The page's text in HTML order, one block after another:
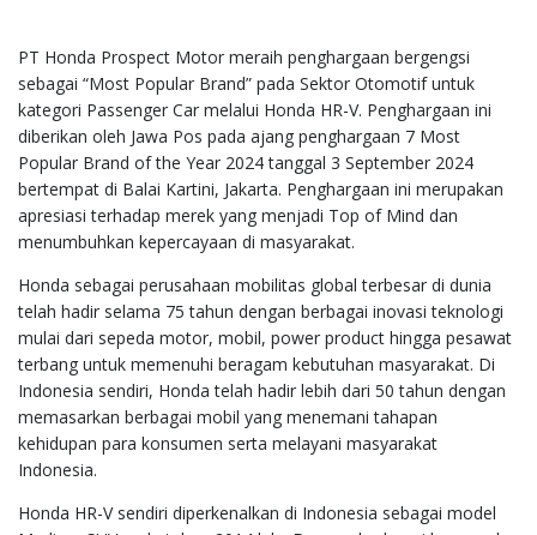
PT Honda Prospect Motor meraih penghargaan bergengsi
sebagai “Most Popular Brand” pada Sektor Otomotif untuk
kategori Passenger Car melalui Honda HR-V. Penghargaan ini
diberikan oleh Jawa Pos pada ajang penghargaan 7 Most
Popular Brand of the Year 2024 tanggal 3 September 2024
bertempat di Balai Kartini, Jakarta. Penghargaan ini merupakan
apresiasi terhadap merek yang menjadi Top of Mind dan
menumbuhkan kepercayaan di masyarakat.
Honda sebagai perusahaan mobilitas global terbesar di dunia
telah hadir selama 75 tahun dengan berbagai inovasi teknologi
mulai dari sepeda motor, mobil, power product hingga pesawat
terbang untuk memenuhi beragam kebutuhan masyarakat. Di
Indonesia sendiri, Honda telah hadir lebih dari 50 tahun dengan
memasarkan berbagai mobil yang menemani tahapan
kehidupan para konsumen serta melayani masyarakat
Indonesia.
Honda HR-V sendiri diperkenalkan di Indonesia sebagai model